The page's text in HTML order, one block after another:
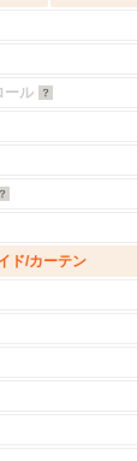
ール
ド/カーテン